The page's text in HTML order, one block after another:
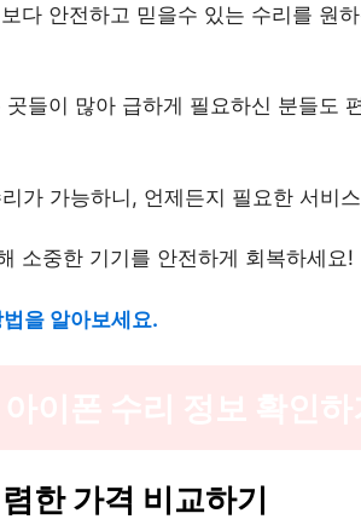
다 안전하고 믿을수 있는 수리를 원
들이 많아 급하게 필요하신 분들도
가 가능하니, 언제든지 필요한 서비
소중한 기기를 안전하게 회복하세요!
을 알아보세요.
한 가격 비교하기